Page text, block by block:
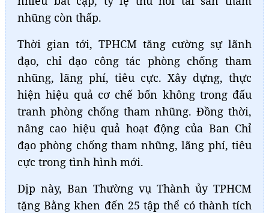
nhũng còn thấp.
Thời gian tới, TPHCM tăng cường sự lãnh
đạo, chỉ đạo công tác phòng chống tham
nhũng, lãng phí, tiêu cực. Xây dựng, thực
hiện hiệu quả cơ chế bốn không trong đấu
tranh phòng chống tham nhũng. Đồng thời,
nâng cao hiệu quả hoạt động của Ban Chỉ
đạo phòng chống tham nhũng, lãng phí, tiêu
cực trong tình hình mới.
Dịp này, Ban Thường vụ Thành ủy TPHCM
tặng Bằng khen đến 25 tập thể có thành tích